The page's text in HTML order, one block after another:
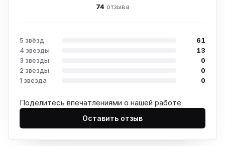
74отзыва
5 звёзд
61
4 звезды
13
3 звезды
0
2 звезды
0
1 звезда
0
Поделитесь впечатлениями о нашей работе
Оставить отзыв